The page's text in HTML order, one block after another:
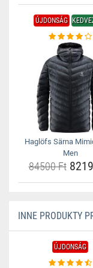
ÚJDONSÁG
Haglöfs Särna
Men
84500 Ft
INNE PRODUKTY
ÚJDONSÁG